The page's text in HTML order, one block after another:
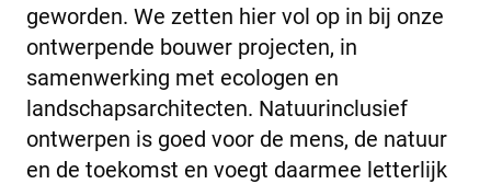
geworden. We zetten hier vol op in bij onze
ontwerpende bouwer projecten, in
samenwerking met ecologen en
landschapsarchitecten. Natuurinclusief
ontwerpen is goed voor de mens, de natuur
en de toekomst en voegt daarmee letterlijk